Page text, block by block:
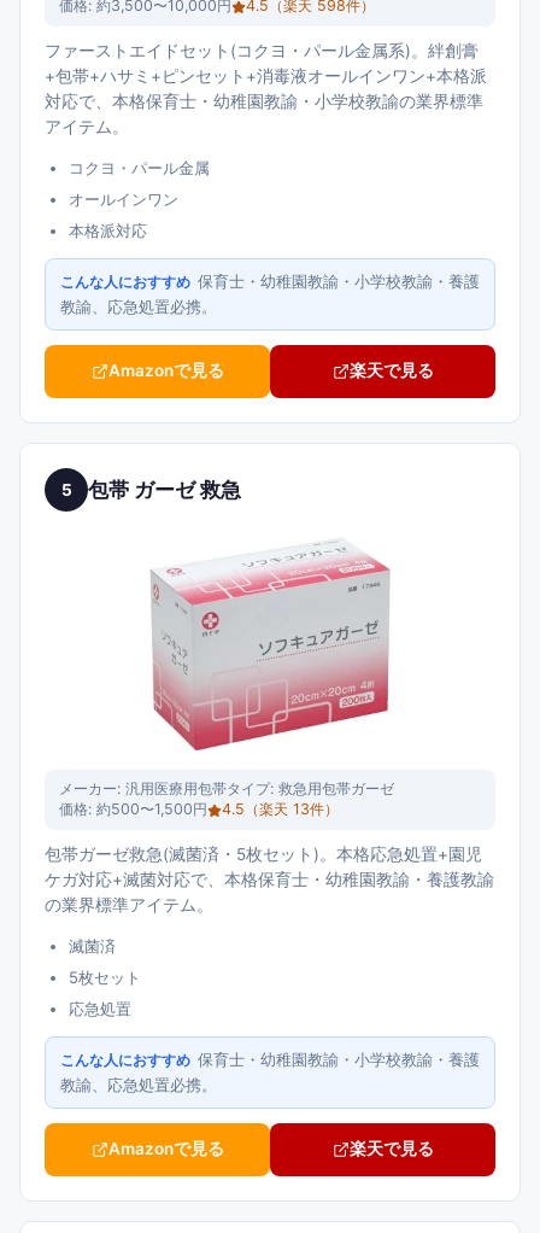
価格: 約3,500〜10,000円 4.5 （楽天 598件）
ファーストエイドセット(コクヨ・パール金属系)。絆創膏
+包帯+ハサミ+ピンセット+消毒液オールインワン+本格派
対応で、本格保育士・幼稚園教諭・小学校教諭の業界標準
アイテム。
コクヨ・パール金属
オールインワン
本格派対応
こんな人におすすめ 保育士・幼稚園教諭・小学校教諭・養護
教諭、応急処置必携。
Amazonで見る 楽天で見る
5 包帯 ガーゼ 救急
メーカー: 汎用医療用包帯タイプ: 救急用包帯ガーゼ
価格: 約500〜1,500円 4.5 （楽天 13件）
包帯ガーゼ救急(滅菌済・5枚セット)。本格応急処置+園児
ケガ対応+滅菌対応で、本格保育士・幼稚園教諭・養護教諭
の業界標準アイテム。
滅菌済
5枚セット
応急処置
こんな人におすすめ 保育士・幼稚園教諭・小学校教諭・養護
教諭、応急処置必携。
Amazonで見る 楽天で見る